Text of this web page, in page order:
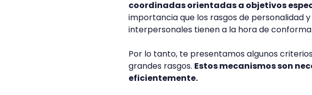
coordinadas orientadas a objetivos
importancia que los rasgos de personalidad
interpersonales tienen a la hora de
Por lo tanto, te presentamos algunos
grandes rasgos. Estos mecanismos son
eficientemente.